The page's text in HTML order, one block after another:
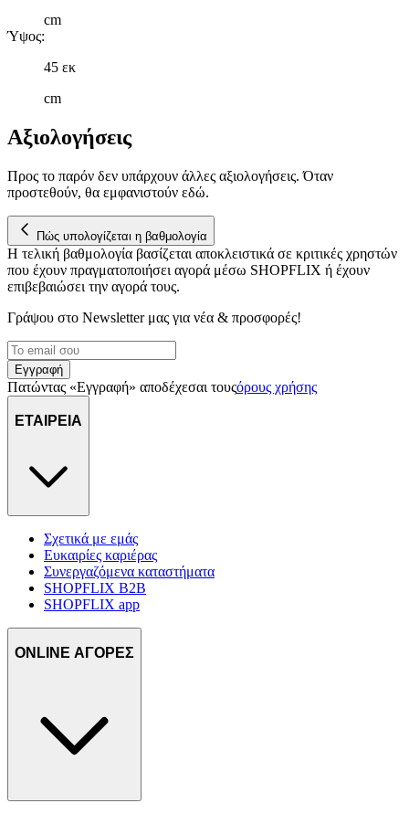
δικτύωσης, διαφημίσεων και ανάλυσης.
cm
Ύψος:
45 εκ
cm
Αξιολογήσεις
Προς το παρόν δεν υπάρχουν άλλες αξιολογήσεις. Όταν
προστεθούν, θα εμφανιστούν εδώ.
Πώς υπολογίζεται η βαθμολογία
Η τελική βαθμολογία βασίζεται αποκλειστικά σε κριτικές χρηστών
που έχουν πραγματοποιήσει αγορά μέσω SHOPFLIX ή έχουν
επιβεβαιώσει την αγορά τους.
Γράψου στο Νewsletter μας για νέα & προσφορές!
Εγγραφή
Πατώντας «Εγγραφή» αποδέχεσαι τουςόρους χρήσης
ΕΤΑΙΡΕΙΑ
Σχετικά με εμάς
Ευκαιρίες καριέρας
Συνεργαζόμενα καταστήματα
SHOPFLIX B2B
SHOPFLIX app
ONLINE ΑΓΟΡΕΣ